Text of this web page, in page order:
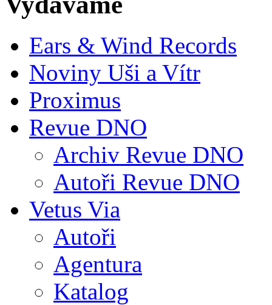
Ears & Wind Records
Noviny Uši a Vítr
Proximus
Revue DNO
Archiv Revue DNO
Autoři Revue DNO
Vetus Via
Autoři
Agentura
Katalog